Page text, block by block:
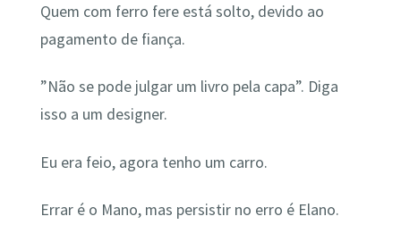
Quem com ferro fere está solto, devido ao
pagamento de fiança.
‎”Não se pode julgar um livro pela capa”. Diga
isso a um designer.
Eu era feio, agora tenho um carro.
Errar é o Mano, mas persistir no erro é Elano.